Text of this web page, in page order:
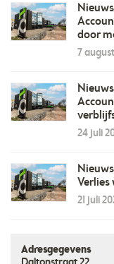
door
7
24 juli
21 juli
Adresgegevens